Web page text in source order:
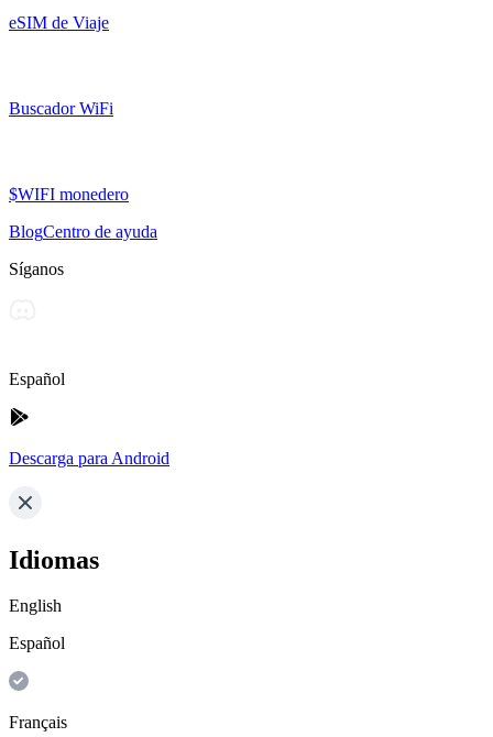
eSIM de Viaje
Buscador WiFi
$WIFI monedero
BlogCentro de ayuda
Síganos
Español
Descarga para Android
Idiomas
English
Español
Français